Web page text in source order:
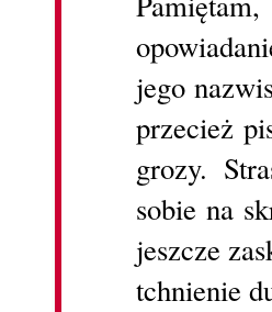
jego
przecież
grozy.
sobie na
jeszcze
tchnienie